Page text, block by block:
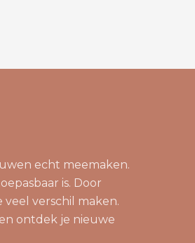
echt meemaken.
is. Door
verschil maken.
ontdek je nieuwe